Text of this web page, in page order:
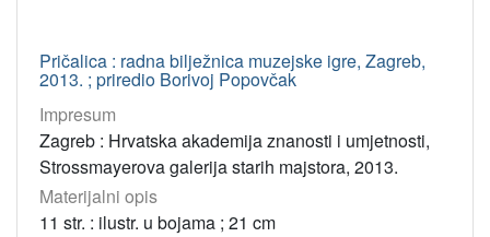
Pričalica : radna bilježnica muzejske igre, Zagreb,
2013. ; priredio Borivoj Popovčak
Impresum
Zagreb : Hrvatska akademija znanosti i umjetnosti,
Strossmayerova galerija starih majstora, 2013.
Materijalni opis
11 str. : ilustr. u bojama ; 21 cm